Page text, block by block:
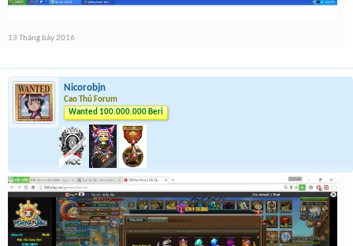
13 Tháng bảy 2016
Nicorobjn
Cao Thủ Forum
Wanted 100.000.000 Beri